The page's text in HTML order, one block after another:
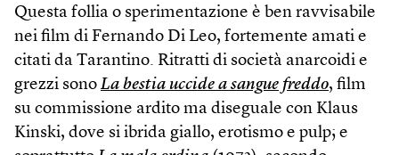
Questa follia o sperimentazione è ben ravvisabile
nei film di Fernando Di Leo, fortemente amati e
citati da Tarantino. Ritratti di società anarcoidi e
grezzi sono La bestia uccide a sangue freddo, film
su commissione ardito ma diseguale con Klaus
Kinski, dove si ibrida giallo, erotismo e pulp; e